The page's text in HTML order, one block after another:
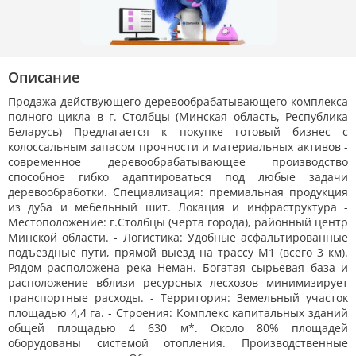
Описание
Продажа действующего деревообрабатывающего комплекса
полного цикла в г. Столбцы (Минская область, Республика
Беларусь) Предлагается к покупке готовый бизнес с
колоссальным запасом прочности и материальных активов -
современное деревообрабатывающее производство
способное гибко адаптироваться под любые задачи
деревообработки. Специализация: премиальная продукция
из дуба и мебельный шит. Локация и инфраструктура -
Местоположение: г.Столбцы (черта города), районный центр
Минской области. - Логистика: Удобные асфальтированные
подъездные пути, прямой выезд на трассу M1 (всего 3 км).
Рядом расположена река Неман. Богатая сырьевая база и
расположение вблизи ресурсных лесхозов минимизирует
транспортные расходы. - Территория: Земельный участок
площадью 4,4 га. - Строения: Комплекс капитальных зданий
общей площадью 4 630 м*. Около 80% площадей
оборудованы системой отопления. Производственные